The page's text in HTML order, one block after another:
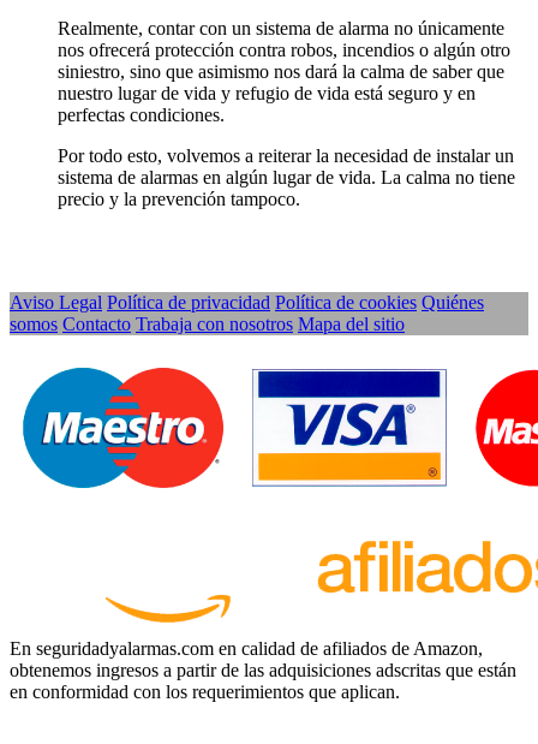
Realmente, contar con un sistema de alarma no únicamente
nos ofrecerá protección contra robos, incendios o algún otro
siniestro, sino que asimismo nos dará la calma de saber que
nuestro lugar de vida y refugio de vida está seguro y en
perfectas condiciones.
Por todo esto, volvemos a reiterar la necesidad de instalar un
sistema de alarmas en algún lugar de vida. La calma no tiene
precio y la prevención tampoco.
Aviso Legal Política de privacidad Política de cookies Quiénes
somos Contacto Trabaja con nosotros Mapa del sitio
En seguridadyalarmas.com en calidad de afiliados de Amazon,
obtenemos ingresos a partir de las adquisiciones adscritas que están
en conformidad con los requerimientos que aplican.